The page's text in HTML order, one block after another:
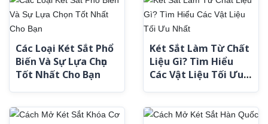
Các Loại Két Sắt Phổ
Biến Và Sự Lựa Chọn
Tốt Nhất Cho Bạn
Két Sắt Làm Từ Chất
Liệu Gì? Tìm Hiểu
Các Vật Liệu Tối Ưu